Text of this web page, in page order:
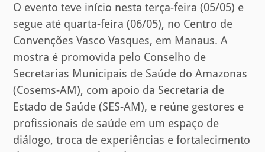
O evento teve início nesta terça-feira (05/05) e
segue até quarta-feira (06/05), no Centro de
Convenções Vasco Vasques, em Manaus. A
mostra é promovida pelo Conselho de
Secretarias Municipais de Saúde do Amazonas
(Cosems-AM), com apoio da Secretaria de
Estado de Saúde (SES-AM), e reúne gestores e
profissionais de saúde em um espaço de
diálogo, troca de experiências e fortalecimento